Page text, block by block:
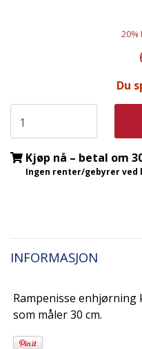
20%
Du
Kjøp nå – betal om
Ingen renter/gebyrer
INFORMASJON
Rampenisse enhjørning
som måler 30 cm.